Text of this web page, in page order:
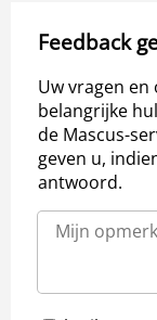
Feedback
Uw vragen
belangrijke
de Mascus-
geven u,
antwoord.